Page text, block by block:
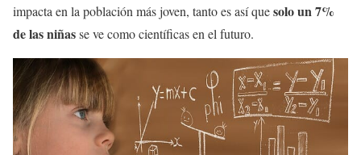
impacta en la población más joven, tanto es así quesolo un 7%
de las niñasse ve como científicas en el futuro.